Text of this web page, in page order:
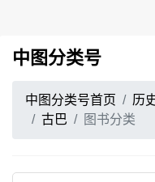
中图分类号
中图分类号首页 历
古巴
图书分类